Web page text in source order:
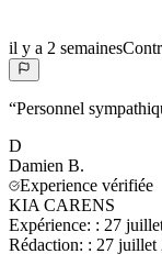
il y a 2 semaines
“Personnel
D
Damien B.
Experience vérifiée
KIA CARENS
Expérience: : 27
Rédaction: : 27 juillet